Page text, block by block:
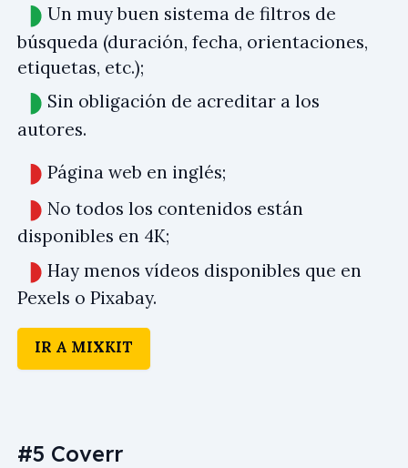
Un muy buen sistema de filtros de
búsqueda (duración, fecha, orientaciones,
etiquetas, etc.);
Sin obligación de acreditar a los
autores.
Página web en inglés;
No todos los contenidos están
disponibles en 4K;
Hay menos vídeos disponibles que en
Pexels o Pixabay.
IR A MIXKIT
#5 Coverr